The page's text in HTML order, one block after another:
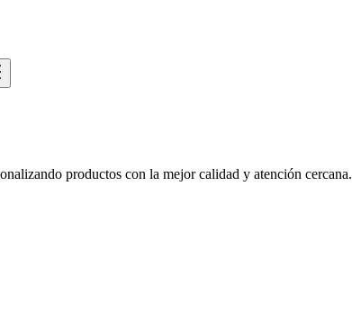
productos con la mejor calidad y atención cercana.